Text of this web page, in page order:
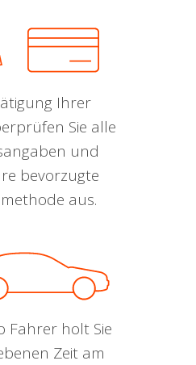
Ihrer
Sie alle
und
bevorzugte
aus.
Fahrer holt Sie
Zeit am